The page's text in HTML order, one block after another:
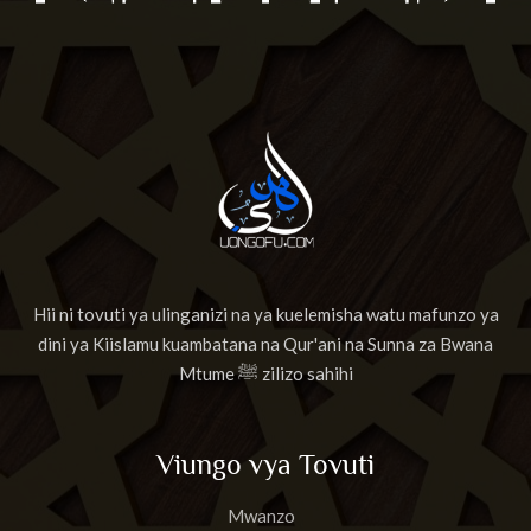
Hii ni tovuti ya ulinganizi na ya kuelemisha watu mafunzo ya
dini ya Kiislamu kuambatana na Qur'ani na Sunna za Bwana
Mtume ﷺ zilizo sahihi
Viungo vya Tovuti
Mwanzo